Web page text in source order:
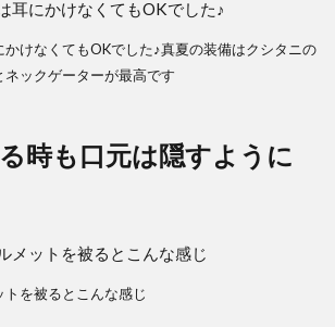
けなくてもOKでした♪真夏の装備はクシタニの
ネックゲーターが最高です
時も口元は隠すように
を被るとこんな感じ